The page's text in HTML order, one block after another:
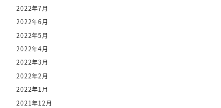
2022年7月
2022年6月
2022年5月
2022年4月
2022年3月
2022年2月
2022年1月
2021年12月